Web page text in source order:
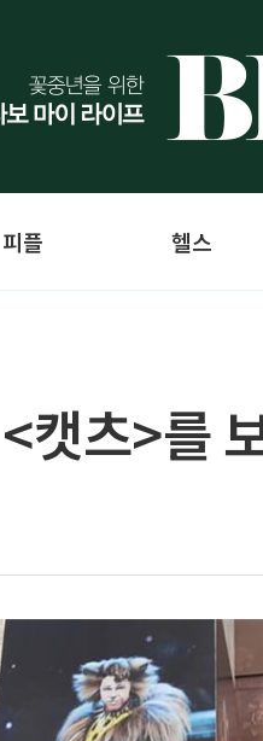
피플 헬스
캣츠>를